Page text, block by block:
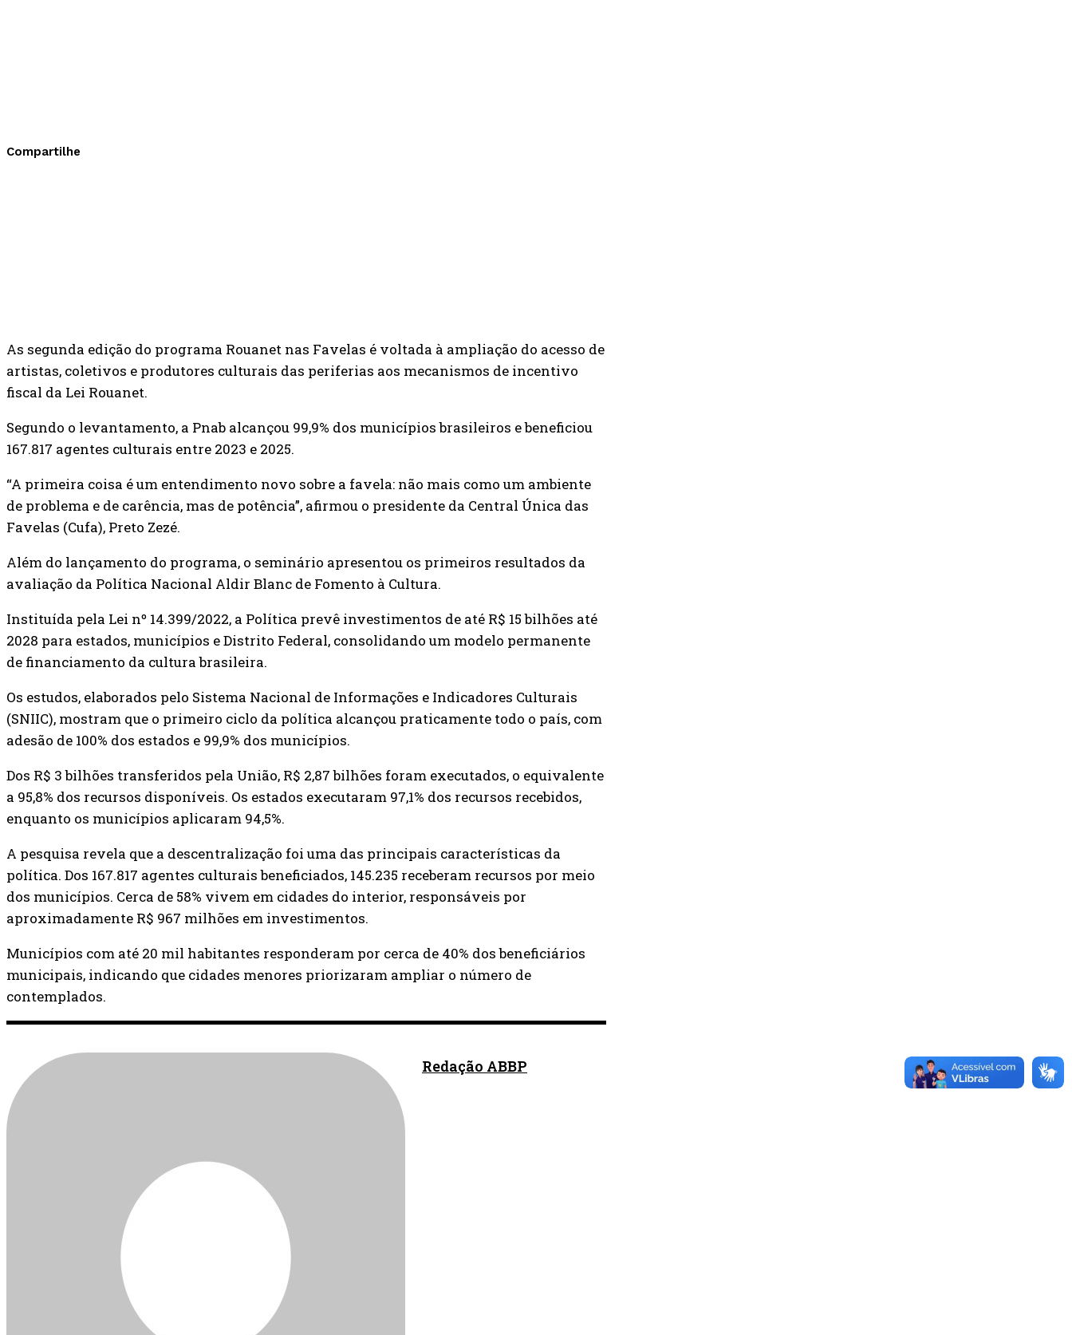
Compartilhe
As segunda edição do programa Rouanet nas Favelas é voltada à ampliação do acesso de
artistas, coletivos e produtores culturais das periferias aos mecanismos de incentivo
fiscal da Lei Rouanet.
Segundo o levantamento, a Pnab alcançou 99,9% dos municípios brasileiros e beneficiou
167.817 agentes culturais entre 2023 e 2025.
“A primeira coisa é um entendimento novo sobre a favela: não mais como um ambiente
de problema e de carência, mas de potência”, afirmou o presidente da Central Única das
Favelas (Cufa), Preto Zezé.
Além do lançamento do programa, o seminário apresentou os primeiros resultados da
avaliação da Política Nacional Aldir Blanc de Fomento à Cultura.
Instituída pela Lei nº 14.399/2022, a Política prevê investimentos de até R$ 15 bilhões até
2028 para estados, municípios e Distrito Federal, consolidando um modelo permanente
de financiamento da cultura brasileira.
Os estudos, elaborados pelo Sistema Nacional de Informações e Indicadores Culturais
(SNIIC), mostram que o primeiro ciclo da política alcançou praticamente todo o país, com
adesão de 100% dos estados e 99,9% dos municípios.
Dos R$ 3 bilhões transferidos pela União, R$ 2,87 bilhões foram executados, o equivalente
a 95,8% dos recursos disponíveis. Os estados executaram 97,1% dos recursos recebidos,
enquanto os municípios aplicaram 94,5%.
A pesquisa revela que a descentralização foi uma das principais características da
política. Dos 167.817 agentes culturais beneficiados, 145.235 receberam recursos por meio
dos municípios. Cerca de 58% vivem em cidades do interior, responsáveis por
aproximadamente R$ 967 milhões em investimentos.
Municípios com até 20 mil habitantes responderam por cerca de 40% dos beneficiários
municipais, indicando que cidades menores priorizaram ampliar o número de
contemplados.
Redação ABBP